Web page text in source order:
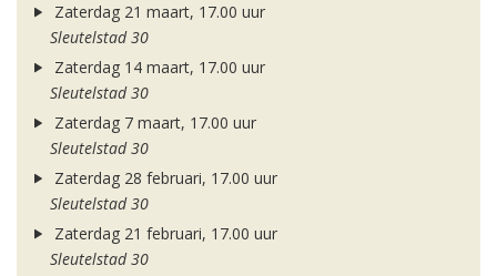
Zaterdag 21 maart, 17.00 uur
Sleutelstad 30
Zaterdag 14 maart, 17.00 uur
Sleutelstad 30
Zaterdag 7 maart, 17.00 uur
Sleutelstad 30
Zaterdag 28 februari, 17.00 uur
Sleutelstad 30
Zaterdag 21 februari, 17.00 uur
Sleutelstad 30